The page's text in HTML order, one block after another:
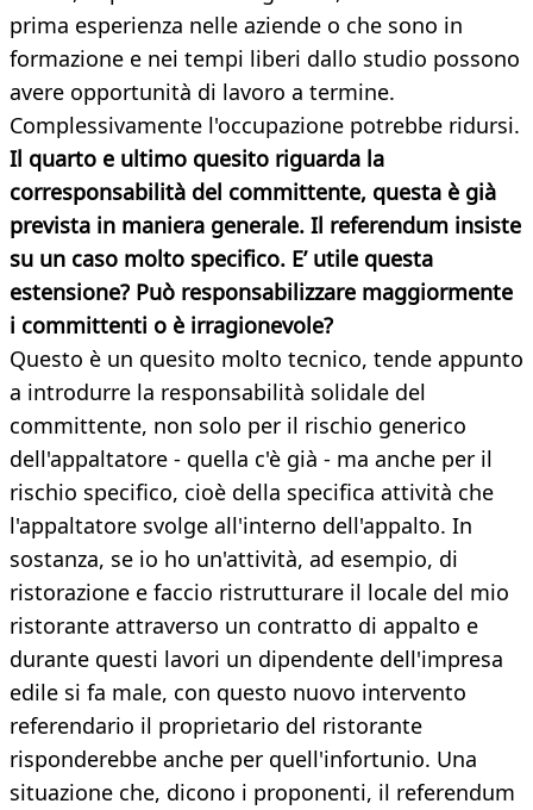
prima esperienza nelle aziende o che sono in
formazione e nei tempi liberi dallo studio possono
avere opportunità di lavoro a termine.
Complessivamente l'occupazione potrebbe ridursi.
Il quarto e ultimo quesito riguarda la
corresponsabilità del committente, questa è già
prevista in maniera generale. Il referendum insiste
su un caso molto specifico. E’ utile questa
estensione? Può responsabilizzare maggiormente
i committenti o è irragionevole?
Questo è un quesito molto tecnico, tende appunto
a introdurre la responsabilità solidale del
committente, non solo per il rischio generico
dell'appaltatore - quella c'è già - ma anche per il
rischio specifico, cioè della specifica attività che
l'appaltatore svolge all'interno dell'appalto. In
sostanza, se io ho un'attività, ad esempio, di
ristorazione e faccio ristrutturare il locale del mio
ristorante attraverso un contratto di appalto e
durante questi lavori un dipendente dell'impresa
edile si fa male, con questo nuovo intervento
referendario il proprietario del ristorante
risponderebbe anche per quell'infortunio. Una
situazione che, dicono i proponenti, il referendum